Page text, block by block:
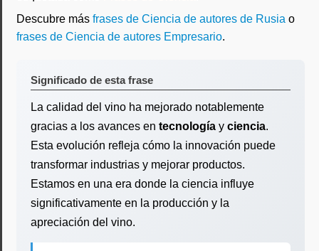
Descubre más frases de Ciencia de autores de Rusia o
frases de Ciencia de autores Empresario.
Significado de esta frase
La calidad del vino ha mejorado notablemente
gracias a los avances en tecnología y ciencia.
Esta evolución refleja cómo la innovación puede
transformar industrias y mejorar productos.
Estamos en una era donde la ciencia influye
significativamente en la producción y la
apreciación del vino.